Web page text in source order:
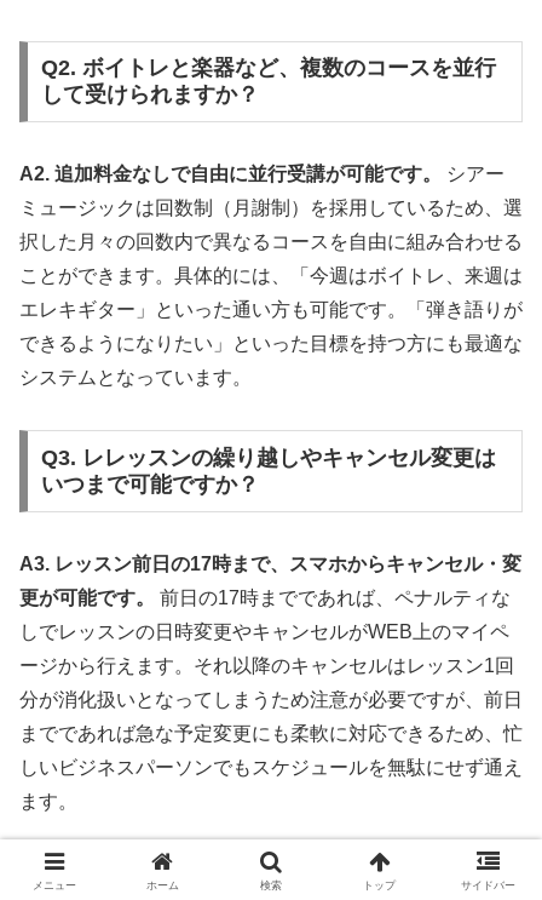
Q2. ボイトレと楽器など、複数のコースを並行
して受けられますか？
A2. 追加料金なしで自由に並行受講が可能です。
シアー
ミュージックは回数制（月謝制）を採用しているため、選
択した月々の回数内で異なるコースを自由に組み合わせる
ことができます。具体的には、「今週はボイトレ、来週は
エレキギター」といった通い方も可能です。「弾き語りが
できるようになりたい」といった目標を持つ方にも最適な
システムとなっています。
Q3. レレッスンの繰り越しやキャンセル変更は
いつまで可能ですか？
A3. レッスン前日の17時まで、スマホからキャンセル・変
更が可能です。
前日の17時までであれば、ペナルティな
しでレッスンの日時変更やキャンセルがWEB上のマイペ
ージから行えます。それ以降のキャンセルはレッスン1回
分が消化扱いとなってしまうため注意が必要ですが、前日
までであれば急な予定変更にも柔軟に対応できるため、忙
しいビジネスパーソンでもスケジュールを無駄にせず通え
ます。
まとめ：シアーミュージック本厚木校の口
メニュー ホーム 検索 トップ サイドバー